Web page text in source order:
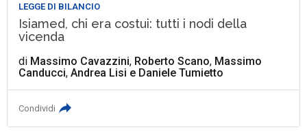
LEGGE DI BILANCIO
Isiamed, chi era costui: tutti i nodi della
vicenda
di Massimo Cavazzini, Roberto Scano, Massimo
Canducci,Andrea Lisi e Daniele Tumietto
Condividi